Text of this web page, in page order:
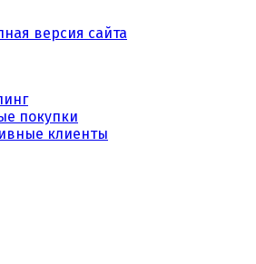
версия сайта
покупки
клиенты